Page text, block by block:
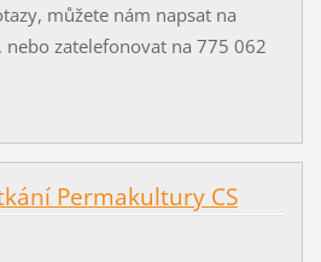
můžete nám napsat na
nebo zatelefonovat na 775 062
Permakultury CS